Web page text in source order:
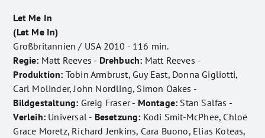
Let Me In
(Let Me In)
Großbritannien / USA 2010 - 116 min.
Regie: Matt Reeves - Drehbuch: Matt Reeves -
Produktion: Tobin Armbrust, Guy East, Donna Gigliotti,
Carl Molinder, John Nordling, Simon Oakes -
Bildgestaltung: Greig Fraser - Montage: Stan Salfas -
Verleih: Universal - Besetzung: Kodi Smit-McPhee, Chloë
Grace Moretz, Richard Jenkins, Cara Buono, Elias Koteas,